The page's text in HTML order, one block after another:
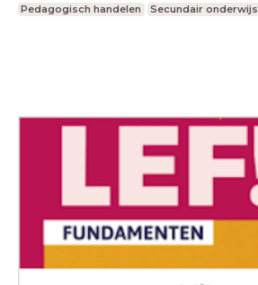
Pedagogisch handelen Secundair onderwijs